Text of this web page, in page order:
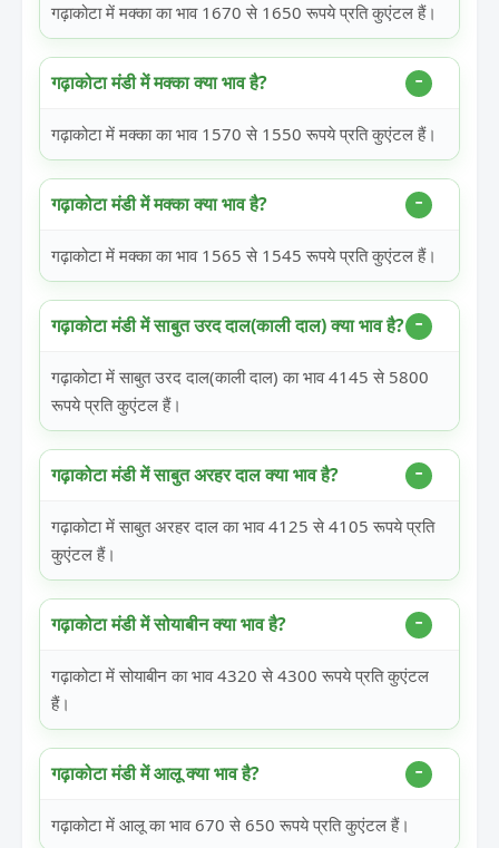
गढ़ाकोटा में मक्का का भाव 1670 से 1650 रूपये प्रति कुएंटल हैं।
गढ़ाकोटा मंडी में मक्का क्या भाव है?
गढ़ाकोटा में मक्का का भाव 1570 से 1550 रूपये प्रति कुएंटल हैं।
गढ़ाकोटा मंडी में मक्का क्या भाव है?
गढ़ाकोटा में मक्का का भाव 1565 से 1545 रूपये प्रति कुएंटल हैं।
गढ़ाकोटा मंडी में साबुत उरद दाल(काली दाल) क्या भाव है?
गढ़ाकोटा में साबुत उरद दाल(काली दाल) का भाव 4145 से 5800
रूपये प्रति कुएंटल हैं।
गढ़ाकोटा मंडी में साबुत अरहर दाल क्या भाव है?
गढ़ाकोटा में साबुत अरहर दाल का भाव 4125 से 4105 रूपये प्रति
कुएंटल हैं।
गढ़ाकोटा मंडी में सोयाबीन क्या भाव है?
गढ़ाकोटा में सोयाबीन का भाव 4320 से 4300 रूपये प्रति कुएंटल
हैं।
गढ़ाकोटा मंडी में आलू क्या भाव है?
गढ़ाकोटा में आलू का भाव 670 से 650 रूपये प्रति कुएंटल हैं।